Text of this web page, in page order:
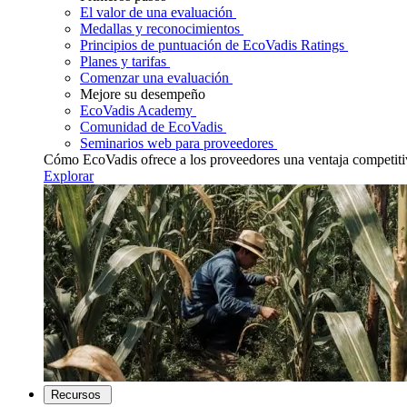
El valor de una evaluación
Medallas y reconocimientos
Principios de puntuación de EcoVadis Ratings
Planes y tarifas
Comenzar una evaluación
Mejore su desempeño
EcoVadis Academy
Comunidad de EcoVadis
Seminarios web para proveedores
Cómo EcoVadis ofrece a los proveedores una ventaja
Explorar
Recursos